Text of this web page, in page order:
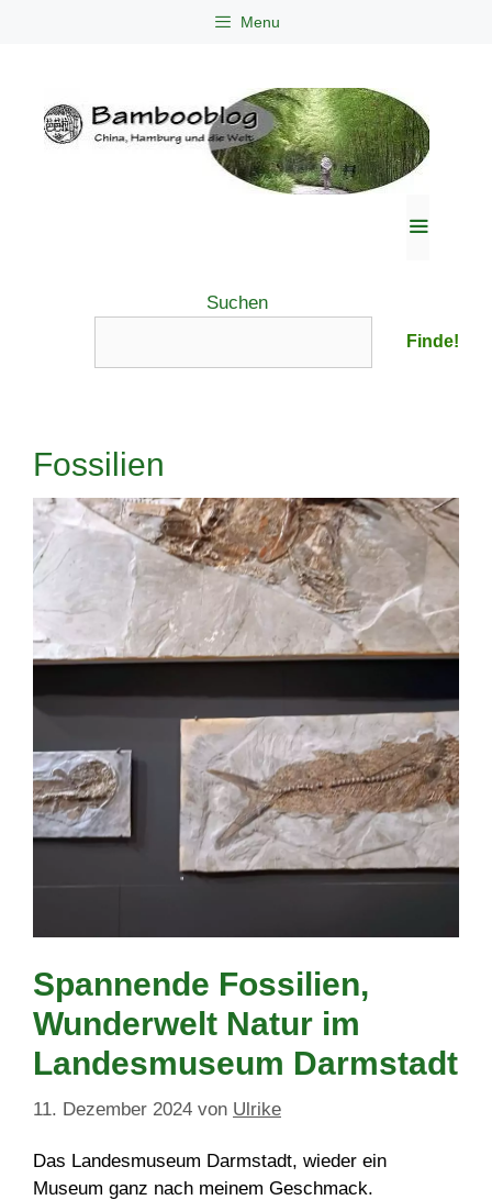
Menu
Suchen
Finde!
Fossilien
Spannende Fossilien,
Wunderwelt Natur im
Landesmuseum Darmstadt
11. Dezember 2024 von Ulrike
Das Landesmuseum Darmstadt, wieder ein
Museum ganz nach meinem Geschmack.